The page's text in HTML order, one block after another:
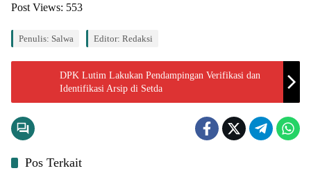
Post Views: 553
Penulis: Salwa Editor: Redaksi
DPK Lutim Lakukan Pendampingan Verifikasi dan
Identifikasi Arsip di Setda
Pos Terkait
Input Lutim